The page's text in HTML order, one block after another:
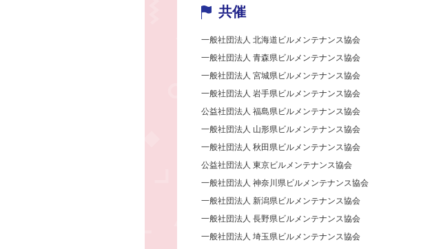
共催
一般社団法人 北海道ビルメンテナンス協会
一般社団法人 青森県ビルメンテナンス協会
一般社団法人 宮城県ビルメンテナンス協会
一般社団法人 岩手県ビルメンテナンス協会
公益社団法人 福島県ビルメンテナンス協会
一般社団法人 山形県ビルメンテナンス協会
一般社団法人 秋田県ビルメンテナンス協会
公益社団法人 東京ビルメンテナンス協会
一般社団法人 神奈川県ビルメンテナンス協会
一般社団法人 新潟県ビルメンテナンス協会
一般社団法人 長野県ビルメンテナンス協会
一般社団法人 埼玉県ビルメンテナンス協会